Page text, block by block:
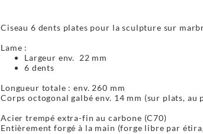
Ciseau 6 dents plates pour la sculpture sur
Lame :
Largeur env. 22 mm
6 dents
Longueur totale : env. 260 mm
Corps octogonal galbé env. 14 mm (sur plats, au
Acier trempé extra-fin au carbone (C70)
Entièrement forgé à la main (forge libre par